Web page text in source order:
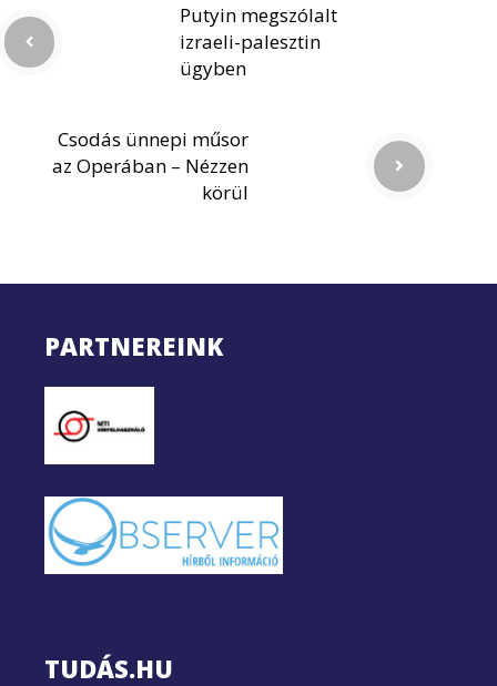
Putyin megszólalt
izraeli-palesztin
ügyben
Csodás ünnepi műsor
az Operában – Nézzen
körül
PARTNEREINK
TUDÁS.HU